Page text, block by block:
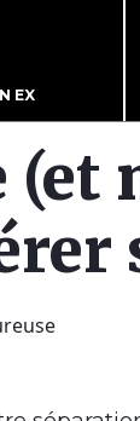
EX
(et